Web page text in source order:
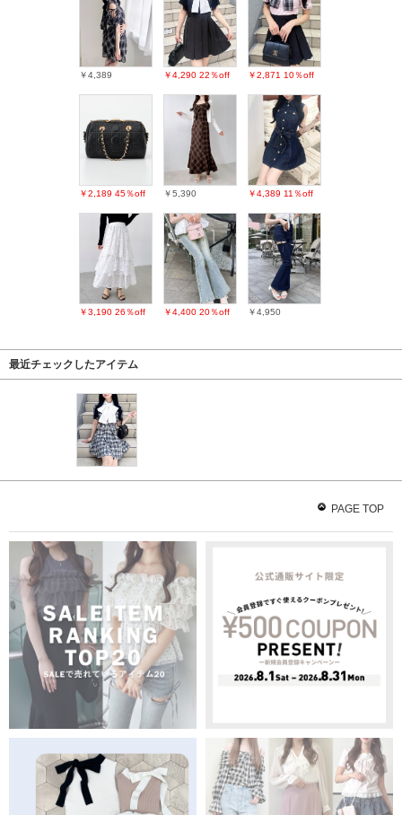
￥4,389 ￥4,290 22％off ￥2,871 10％off
￥2,189 45％off ￥5,390 ￥4,389 11％off
￥3,190 26％off ￥4,400 20％off ￥4,950
最近チェックしたアイテム
PAGE TOP